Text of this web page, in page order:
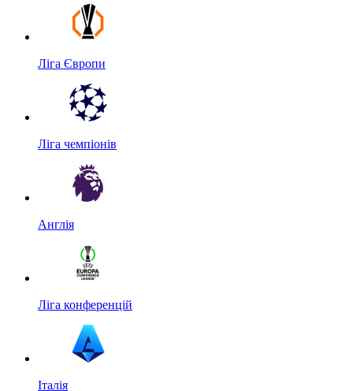
Ліга Європи
Ліга чемпіонів
Англія
Ліга конференцій
Італія